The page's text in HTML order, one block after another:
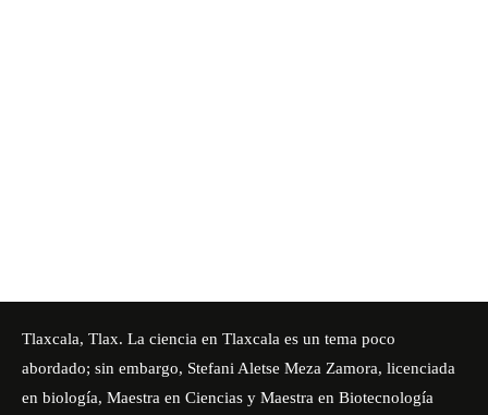
Tlaxcala, Tlax. La ciencia en Tlaxcala es un tema poco
abordado; sin embargo, Stefani Aletse Meza Zamora, licenciada
en biología, Maestra en Ciencias y Maestra en Biotecnología